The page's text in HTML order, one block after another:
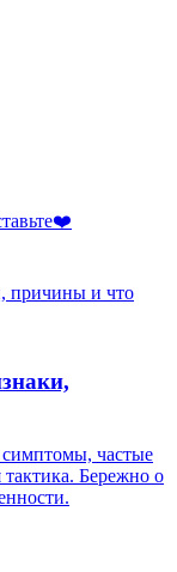
частые
тактика. Бережно о